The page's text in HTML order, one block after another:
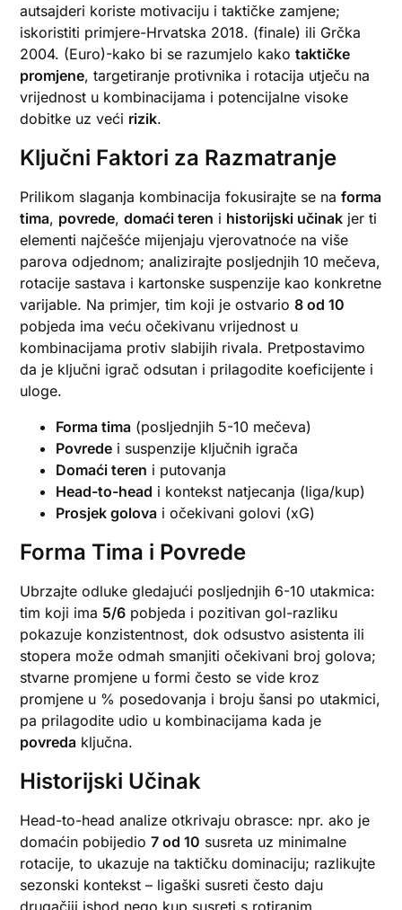
autsajderi koriste motivaciju i taktičke zamjene;
iskoristiti primjere-Hrvatska 2018. (finale) ili Grčka
2004. (Euro)-kako bi se razumjelo kakotaktičke
promjene, targetiranje protivnika i rotacija utječu na
vrijednost u kombinacijama i potencijalne visoke
dobitke uz veći rizik.
Ključni Faktori za Razmatranje
Prilikom slaganja kombinacija fokusirajte se naforma
tima, povrede,domaći teren i historijski učinak jer ti
elementi najčešće mijenjaju vjerovatnoće na više
parova odjednom; analizirajte posljednjih 10 mečeva,
rotacije sastava i kartonske suspenzije kao konkretne
varijable. Na primjer, tim koji je ostvario8 od 10
pobjeda ima veću očekivanu vrijednost u
kombinacijama protiv slabijih rivala. Pretpostavimo
da je ključni igrač odsutan i prilagodite koeficijente i
uloge.
Forma tima (posljednjih 5-10 mečeva)
Povrede i suspenzije ključnih igrača
Domaći teren i putovanja
Head-to-head i kontekst natjecanja (liga/kup)
Prosjek golova i očekivani golovi (xG)
Forma Tima i Povrede
Ubrzajte odluke gledajući posljednjih 6-10 utakmica:
tim koji ima 5/6 pobjeda i pozitivan gol-razliku
pokazuje konzistentnost, dok odsustvo asistenta ili
stopera može odmah smanjiti očekivani broj golova;
stvarne promjene u formi često se vide kroz
promjene u % posedovanja i broju šansi po utakmici,
pa prilagodite udio u kombinacijama kada je
povreda ključna.
Historijski Učinak
Head-to-head analize otkrivaju obrasce: npr. ako je
domaćin pobijedio7 od 10 susreta uz minimalne
rotacije, to ukazuje na taktičku dominaciju; razlikujte
sezonski kontekst – ligaški susreti često daju